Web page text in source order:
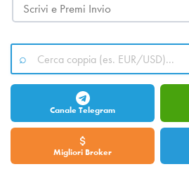
Canale Telegram
Migliori Broker